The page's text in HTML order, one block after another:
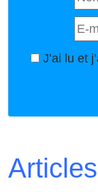
J’ai lu et